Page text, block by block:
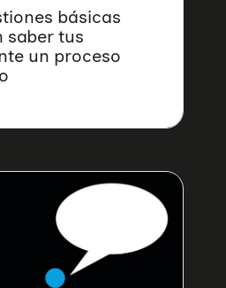
básicas
saber tus
un proceso